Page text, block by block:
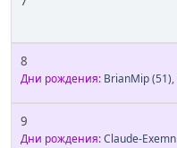
8
Дни рождения: BrianMip(51),
9
Дни рождения:Claude-Exemn